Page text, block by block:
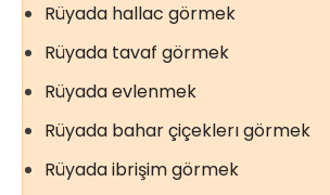
Rüyada hallac görmek
Rüyada tavaf görmek
Rüyada evlenmek
Rüyada bahar çiçeklerı görmek
Rüyada ibrişim görmek